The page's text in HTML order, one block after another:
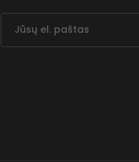
Jūsų el. paštas